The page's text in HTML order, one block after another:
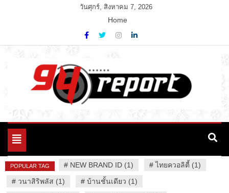
วันศุกร์, สิงหาคม 7, 2026
Home
94 Report.com
Variety News
Toggle
POPULAR TAG # NEW BRAND ID (1) #ไทยควอลิตี้ (1)
# วนาสิริพลัส (1) # บ้านชั้นเดียว (1)